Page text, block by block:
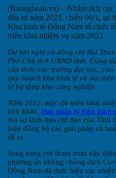
(Baonghean.vn) – Nhằm tích
đầu tư năm 2023, chiều 06/1, tại
Khu kinh tế Đông Nam tổ chức
triển khai nhiệm vụ năm 2023.
Dự hội nghị có đồng chí Bùi
Phó Chủ tịch UBND tỉnh. Cùng
cấp tỉnh; các trường đại học,
quy hoạch khu kinh tế và đại
tư hạ tầng khu công nghiệp.
Năm 2022, mặc dù triển khai
khó khăn, Ban quản lý Khu kinh
thủ sự lãnh đạo chỉ đạo của Tỉnh
hiện đồng bộ các giải pháp và
đề ra.
Song song với tham mưu xây
phương án phòng chống dịch
Đông Nam đã thực hiện các